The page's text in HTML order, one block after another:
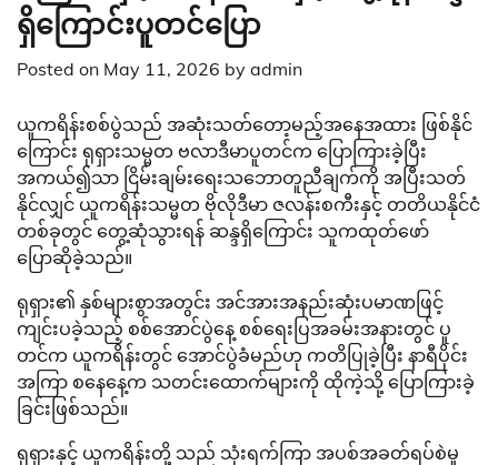
ရှိကြောင်းပူတင်ပြော
Posted on May 11, 2026 by admin
ယူကရိန်းစစ်ပွဲသည် အဆုံးသတ်တော့မည့်အနေအထား ဖြစ်နိုင်
ကြောင်း ရုရှားသမ္မတ ဗလာဒီမာပူတင်က ပြောကြားခဲ့ပြီး
အကယ်၍သာ ငြိမ်းချမ်းရေးသဘောတူညီချက်ကို အပြီးသတ်
နိုင်လျှင် ယူကရိန်းသမ္မတ ဗိုလိုဒီမာ ဇလန်းစကီးနှင့် တတိယနိုင်ငံ
တစ်ခုတွင် တွေ့ဆုံသွားရန် ဆန္ဒရှိကြောင်း သူကထုတ်ဖော်
ပြောဆိုခဲ့သည်။
ရုရှား၏ နှစ်များစွာအတွင်း အင်အားအနည်းဆုံးပမာဏဖြင့်
ကျင်းပခဲ့သည့် စစ်အောင်ပွဲနေ့ စစ်ရေးပြအခမ်းအနားတွင် ပူ
တင်က ယူကရိန်းတွင် အောင်ပွဲခံမည်ဟု ကတိပြုခဲ့ပြီး နာရီပိုင်း
အကြာ စနေနေ့က သတင်းထောက်များကို ထိုကဲ့သို့ ပြောကြားခဲ့
ခြင်းဖြစ်သည်။
ရုရှားနှင့် ယူကရိန်းတို့ သည် သုံးရက်ကြာ အပစ်အခတ်ရပ်စဲမှု